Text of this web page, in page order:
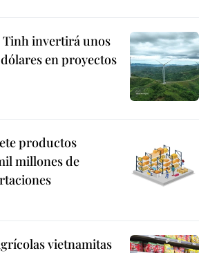
Tinh invertirá unos
en proyectos
productos
millones de
vietnamitas